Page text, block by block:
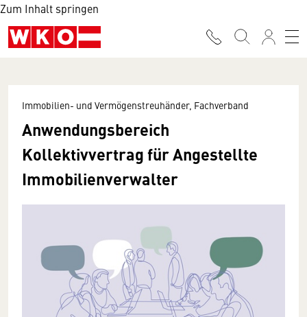
Zum Inhalt springen
Immobilien- und Vermögenstreuhänder, Fachverband
Anwendungsbereich
Kollektivvertrag für Angestellte
Immobilienverwalter